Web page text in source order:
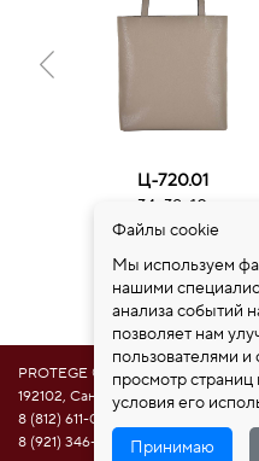
Ц-720.01
34х39х10
9600 руб.
PROTEGE ®
192102, Санкт-Петербург, ул.
8 (812) 611-08-81
8 (921) 346-85-39
Файлы cookie
Мы используем
нашими
анализа событий
позволяет нам
пользователями
просмотр
условия его
Принимаю